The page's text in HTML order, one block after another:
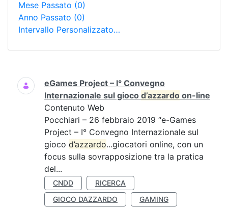
Mese Passato (0)
Anno Passato (0)
Intervallo Personalizzato…
Ricerca
eGames Project – I° Convegno
Internazionale sul gioco d’azzardo on-line
Contenuto Web
Pocchiari – 26 febbraio 2019 “e-Games
Project – I° Convegno Internazionale sul
gioco d’azzardo...giocatori online, con un
focus sulla sovrapposizione tra la pratica
del...
CNDD
RICERCA
GIOCO DAZZARDO
GAMING